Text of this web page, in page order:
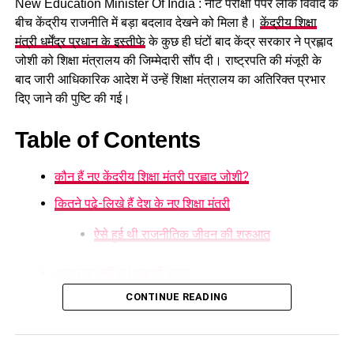
ट्रेन से सफर करने वालों के लिए बड़ी खबर, भारतीय रेलवे ने बढ़ाया
इतना किराया
DON'T MISS
SSC Recruitment 2025: Grade C Steno के 326 पदों
पर सीधी भर्ती शुरू , देखिये भर्ती को लेकर संपूर्ण जानकारी..
New Education Minister Of India : नीट परीक्षा पेपर लीक विवाद के
बीच केंद्रीय राजनीति में बड़ा बदलाव देखने को मिला है।केंद्रीय शिक्षा
मंत्री धर्मेंद्र प्रधान के इस्तीफेके कुछ ही घंटों बाद केंद्र सरकार ने प्रह्लाद
जोशी को शिक्षा मंत्रालय की जिम्मेदारी सौंप दी। राष्ट्रपति की मंजूरी के
बाद जारी आधिकारिक आदेश में उन्हें शिक्षा मंत्रालय का अतिरिक्त प्रभार
दिए जाने की पुष्टि की गई।
Table of Contents
कौन हैं नए केंद्रीय शिक्षा मंत्री प्रह्लाद जोशी?
कितने पढ़े-लिखे हैं देश के नए शिक्षा मंत्री
ऐसे हुई थी राजनीतिक जीवन की शुरुआत
केंद्र सरकार में निभाई कई अहम जिम्मेदारियां
CONTINUE READING